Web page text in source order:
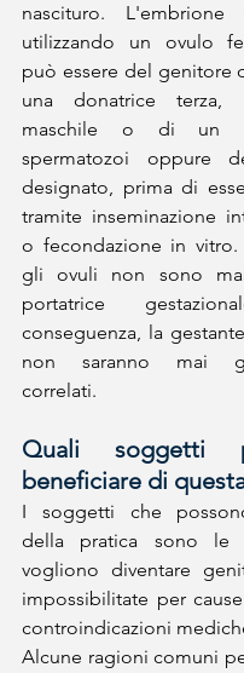
nascituro. L'embrione
utilizzando un ovulo
può essere del genitore
una donatrice
maschile o di un
spermatozoi oppure
designato, prima di
tramite inseminazione
o fecondazione in
gli ovuli non sono
portatrice
conseguenza, la
non saranno mai
correlati.
Quali soggetti
beneficiare di
I soggetti che
della pratica sono le
vogliono diventare
impossibilitate per
controindicazioni
Alcune ragioni comuni